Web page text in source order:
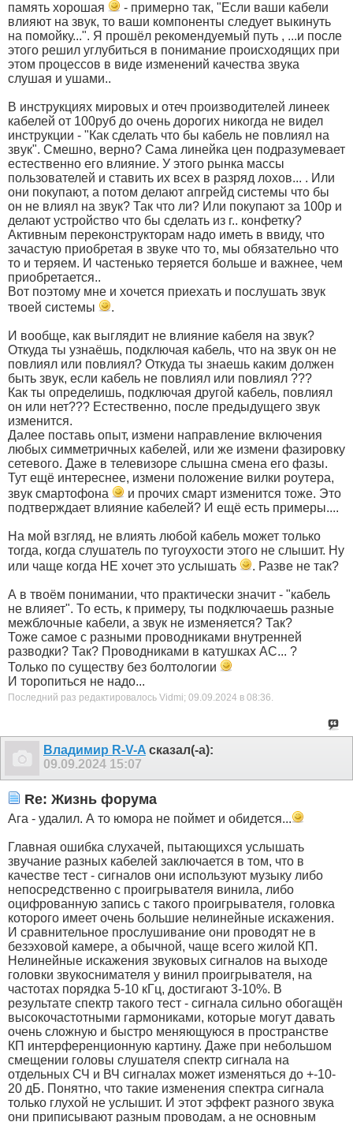
память хорошая
- примерно так, "Если ваши кабели
влияют на звук, то ваши компоненты следует выкинуть
на помойку...". Я прошёл рекомендуемый путь , ...и после
этого решил углубиться в понимание происходящих при
этом процессов в виде изменений качества звука
слушая и ушами..
В инструкциях мировых и отеч производителей линеек
кабелей от 100руб до очень дорогих никогда не видел
инструкции - "Как сделать что бы кабель не повлиял на
звук". Смешно, верно? Сама линейка цен подразумевает
естественно его влияние. У этого рынка массы
пользователей и ставить их всех в разряд лохов... . Или
они покупают, а потом делают апгрейд системы что бы
он не влиял на звук? Так что ли? Или покупают за 100р и
делают устройство что бы сделать из г.. конфетку?
Активным переконструкторам надо иметь в ввиду, что
зачастую приобретая в звуке что то, мы обязательно что
то и теряем. И частенько теряется больше и важнее, чем
приобретается..
Вот поэтому мне и хочется приехать и послушать звук
твоей системы
.
И вообще, как выглядит не влияние кабеля на звук?
Откуда ты узнаёшь, подключая кабель, что на звук он не
повлиял или повлиял? Откуда ты знаешь каким должен
быть звук, если кабель не повлиял или повлиял ???
Как ты определишь, подключая другой кабель, повлиял
он или нет??? Естественно, после предыдущего звук
изменится.
Далее поставь опыт, измени направление включения
любых симметричных кабелей, или же измени фазировку
сетевого. Даже в телевизоре слышна смена его фазы.
Тут ещё интереснее, измени положение вилки роутера,
звук смартофона
и прочих смарт изменится тоже. Это
подтверждает влияние кабелей? И ещё есть примеры....
На мой взгляд, не влиять любой кабель может только
тогда, когда слушатель по тугоухости этого не слышит. Ну
или чаще когда НЕ хочет это услышать
. Разве не так?
А в твоём понимании, что практически значит - "кабель
не влияет". То есть, к примеру, ты подключаешь разные
межблочные кабели, а звук не изменяется? Так?
Тоже самое с разными проводниками внутренней
разводки? Так? Проводниками в катушках АС... ?
Только по существу без болтологии
И торопиться не надо...
Последний раз редактировалось Vidmi; 09.09.2024 в 08:36
Владимир R-V-A сказал(-а):
09.09.2024 15:07
Re: Жизнь форума
Ага - удалил. А то юмора не поймет и обидется...
Главная ошибка слухачей, пытающихся услышать
звучание разных кабелей заключается в том, что в
качестве тест - сигналов они используют музыку либо
непосредственно с проигрывателя винила, либо
оцифрованную запись с такого проигрывателя, головка
которого имеет очень большие нелинейные искажения.
И сравнительное прослушивание они проводят не в
безэховой камере, а обычной, чаще всего жилой КП.
Нелинейные искажения звуковых сигналов на выходе
головки звукоснимателя у винил проигрывателя, на
частотах порядка 5-10 кГц, достигают 3-10%. В
результате спектр такого тест - сигнала сильно обогащён
высокочастотными гармониками, которые могут давать
очень сложную и быстро меняющуюся в пространстве
КП интерференционную картину. Даже при небольшом
смещении головы слушателя спектр сигнала на
отдельных СЧ и ВЧ сигналах может изменяться до +-10-
20 дБ. Понятно, что такие изменения спектра сигнала
только глухой не услышит. И этот эффект разного звука
они приписывают разным проводам, а не основным